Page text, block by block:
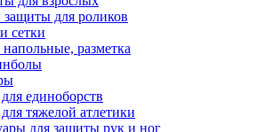
для роликов
сетки
разметка
единоборств
тяжелой атлетики
для защиты рук и ног